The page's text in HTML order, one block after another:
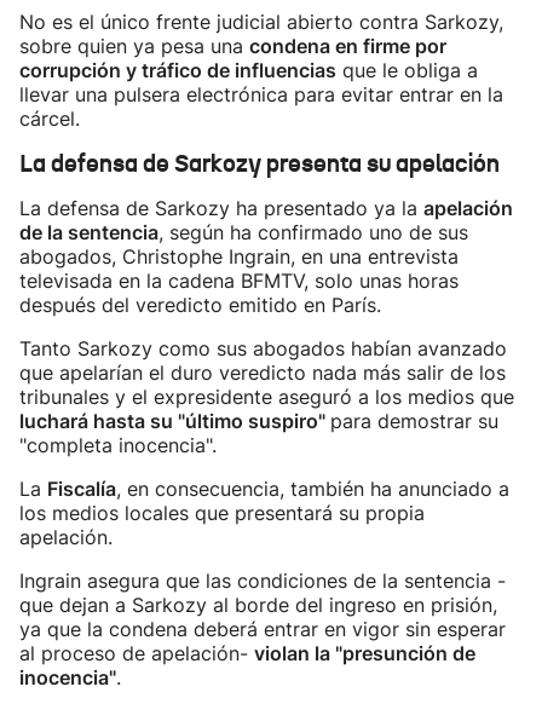
No es el único frente judicial abierto contra Sarkozy,
sobre quien ya pesa una condena en firme por
corrupción y tráfico de influencias que le obliga a
llevar una pulsera electrónica para evitar entrar en la
cárcel.
La defensa de Sarkozy presenta su apelación
La defensa de Sarkozy ha presentado ya la apelación
de la sentencia, según ha confirmado uno de sus
abogados, Christophe Ingrain, en una entrevista
televisada en la cadena BFMTV, solo unas horas
después del veredicto emitido en París.
Tanto Sarkozy como sus abogados habían avanzado
que apelarían el duro veredicto nada más salir de los
tribunales y el expresidente aseguró a los medios que
luchará hasta su "último suspiro" para demostrar su
"completa inocencia".
La Fiscalía, en consecuencia, también ha anunciado a
los medios locales que presentará su propia
apelación.
Ingrain asegura que las condiciones de la sentencia -
que dejan a Sarkozy al borde del ingreso en prisión,
ya que la condena deberá entrar en vigor sin esperar
al proceso de apelación- violan la "presunción de
inocencia".